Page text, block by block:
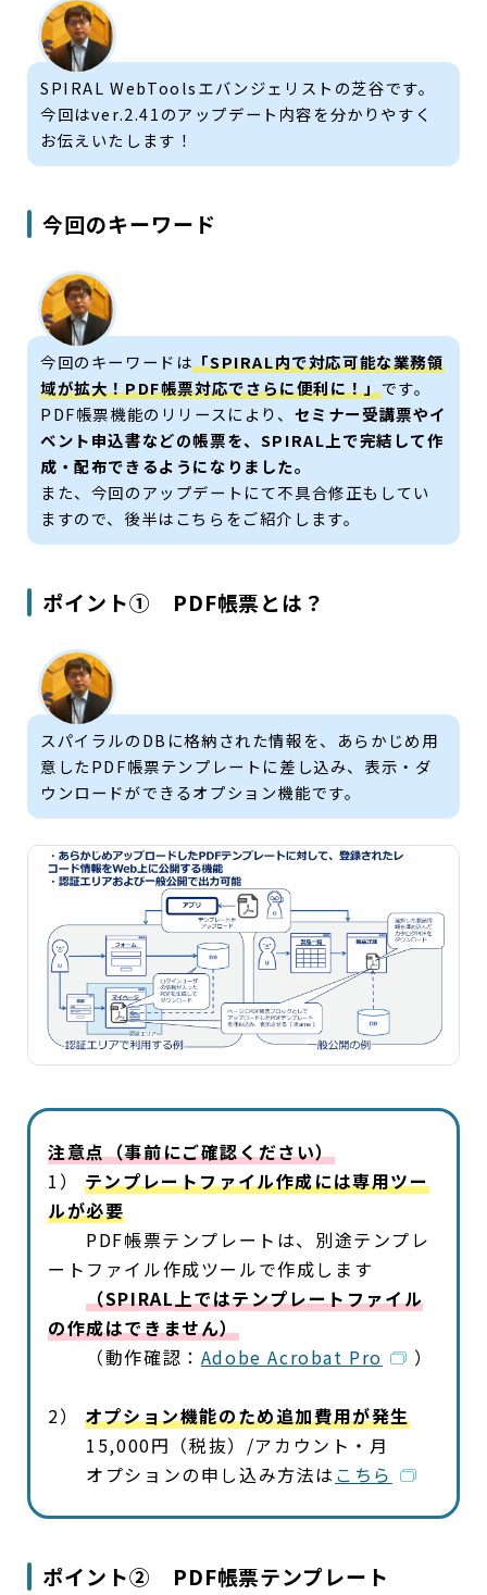
SPIRAL WebToolsエバンジェリストの芝谷です。
今回はver.2.41のアップデート内容を分かりやすく
お伝えいたします！
今回のキーワード
今回のキーワードは「SPIRAL内で対応可能な業務領
域が拡大！PDF帳票対応でさらに便利に！」です。
PDF帳票機能のリリースにより、 セミナー受講票やイ
ベント申込書などの帳票を、SPIRAL上で完結して作
成・配布できるようになりました。
また、今回のアップデートにて不具合修正もしてい
ますので、後半はこちらをご紹介します。
ポイント① PDF帳票とは？
スパイラルのDBに格納された情報を、あらかじめ用
意したPDF帳票テンプレートに差し込み、表示・ダ
ウンロードができるオプション機能です。
注意点（事前にご確認ください）
1） テンプレートファイル作成には専用ツー
ルが必要
PDF帳票テンプレートは、別途テンプレ
ートファイル作成ツールで作成します
（SPIRAL上ではテンプレートファイル
の作成はできません）
（動作確認： Adobe Acrobat Pro ）
2） オプション機能のため追加費用が発生
15,000円（税抜）/アカウント・月
オプションの申し込み方法は こちら
ポイント② PDF帳票テンプレート